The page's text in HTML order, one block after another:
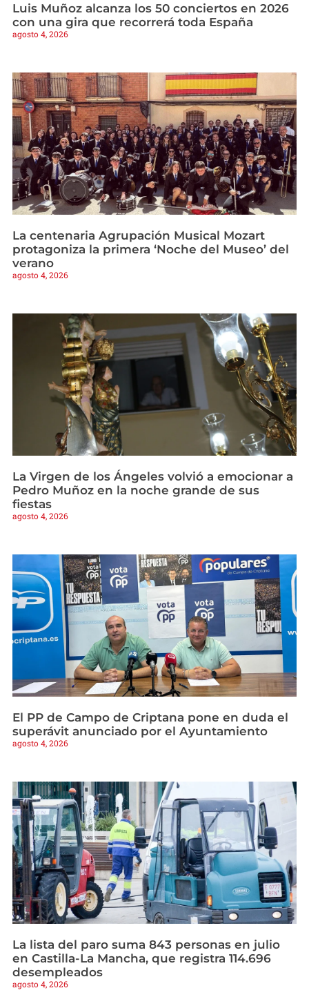
Luis Muñoz alcanza los 50 conciertos en 2026
con una gira que recorrerá toda España
agosto 4, 2026
La centenaria Agrupación Musical Mozart
protagoniza la primera ‘Noche del Museo’ del
verano
agosto 4, 2026
La Virgen de los Ángeles volvió a emocionar a
Pedro Muñoz en la noche grande de sus
fiestas
agosto 4, 2026
El PP de Campo de Criptana pone en duda el
superávit anunciado por el Ayuntamiento
agosto 4, 2026
La lista del paro suma 843 personas en julio
en Castilla-La Mancha, que registra 114.696
desempleados
agosto 4, 2026